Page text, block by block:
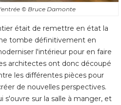
© Bruce Damonte
était de remettre en état la
tombe définitivement en
l'intérieur pour en faire
architectes ont donc découpé
les différentes pièces pour
de nouvelles perspectives.
s'ouvre sur la salle à manger, et